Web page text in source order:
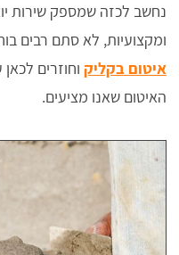
נחשב לכזה שמספק שירות
ומקצועיות, לא סתם רבים
איטום בקליק וחוזרים
האיטום שאנו מציעים.